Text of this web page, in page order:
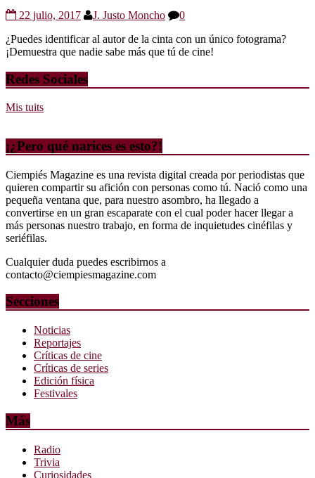
22 julio, 2017 J. Justo Moncho
0
¿Puedes identificar al autor de la cinta con un único fotograma?
¡Demuestra que nadie sabe más que tú de cine!
Redes Sociales
Mis tuits
¡¿Pero qué narices es esto?!
Ciempiés Magazine es una revista digital creada por periodistas que
quieren compartir su afición con personas como tú. Nació como una
pequeña ventana que, para nuestro asombro, ha llegado a
convertirse en un gran escaparate con el cual poder hacer llegar a
más personas nuestro trabajo, en forma de inquietudes cinéfilas y
seriéfilas.
Cualquier duda puedes escribirnos a
contacto@ciempiesmagazine.com
Secciones
Noticias
Reportajes
Críticas de cine
Críticas de series
Edición física
Festivales
Más
Radio
Trivia
Curiosidades